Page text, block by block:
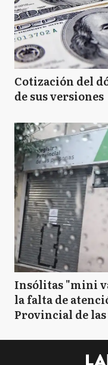
Cotización del
de sus versiones
Insólitas "mini
la falta de
Provincial de las